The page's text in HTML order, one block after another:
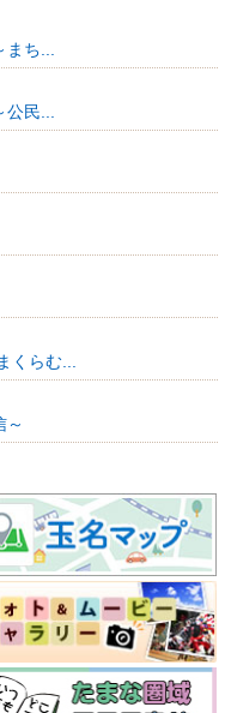
まち...
公民...
くらむ...
～